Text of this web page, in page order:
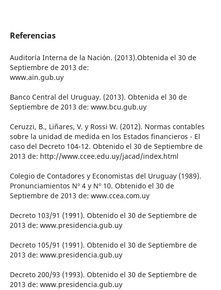
Referencias
Auditoría Interna de la Nación. (2013).Obtenida el 30 de
Septiembre de 2013 de:
www.ain.gub.uy
Banco Central del Uruguay. (2013). Obtenida el 30 de
Septiembre de 2013 de: www.bcu.gub.uy
Ceruzzi, B., Liñares, V. y Rossi W. (2012). Normas contables
sobre la unidad de medida en los Estados financieros - El
caso del Decreto 104-12. Obtenido el 30 de Septiembre de
2013 de: http://www.ccee.edu.uy/jacad/index.html
Colegio de Contadores y Economistas del Uruguay (1989).
Pronunciamientos Nº 4 y Nº 10. Obtenido el 30 de
Septiembre de 2013 de: www.ccea.com.uy
Decreto 103/91 (1991). Obtenido el 30 de Septiembre de
2013 de: www.presidencia.gub.uy
Decreto 105/91 (1991). Obtenido el 30 de Septiembre de
2013 de: www.presidencia.gub.uy
Decreto 200/93 (1993). Obtenido el 30 de Septiembre de
2013 de: www.presidencia.gub.uy